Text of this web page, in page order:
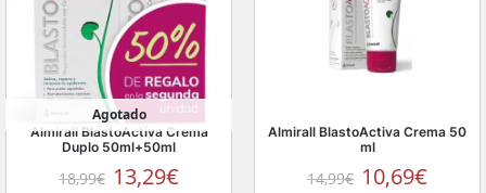
Agotado
Almirall BlastoActiva Crema
Duplo 50ml+50ml
18,99€ 13,29€
Almirall BlastoActiva Crema 50
ml
14,99€ 10,69€